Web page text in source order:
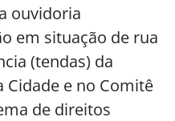
ouvidoria
em situação de rua
(tendas) da
Cidade e no Comitê
de direitos